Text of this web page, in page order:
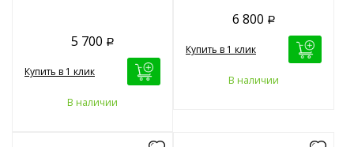
5 700 Р
Купить в 1 клик
В наличии
6 800 Р
Купить в 1 клик
В наличии